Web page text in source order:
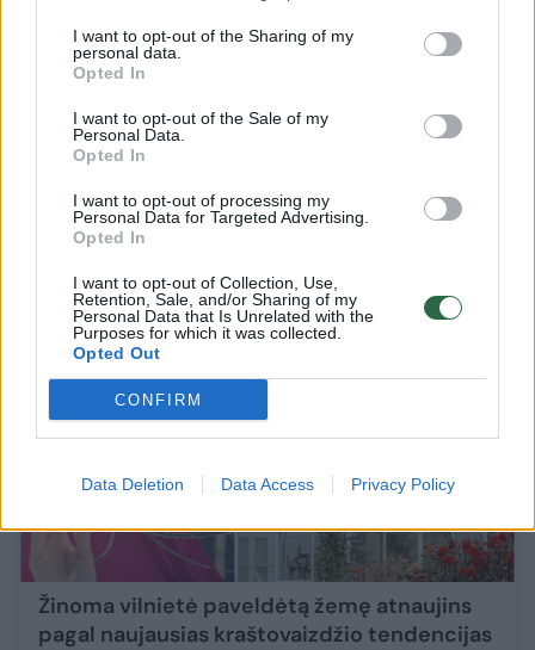
I want to opt-out of the Sharing of my
personal data.
Opted In
I want to opt-out of the Sale of my
Personal Data.
Opted In
I want to opt-out of processing my
Personal Data for Targeted Advertising.
Opted In
I want to opt-out of Collection, Use,
Retention, Sale, and/or Sharing of my
Personal Data that Is Unrelated with the
Purposes for which it was collected.
Opted Out
CONFIRM
Data Deletion Data Access Privacy Policy
Miestų želdinimui – milijoninės sumos:
prakalbo apie didelę pinigų plovimo riziką
Ragina sustoti sodinti beverčius gėlių darželius
Žinoma vilnietė paveldėtą žemę atnaujins
pagal naujausias kraštovaizdžio tendencijas